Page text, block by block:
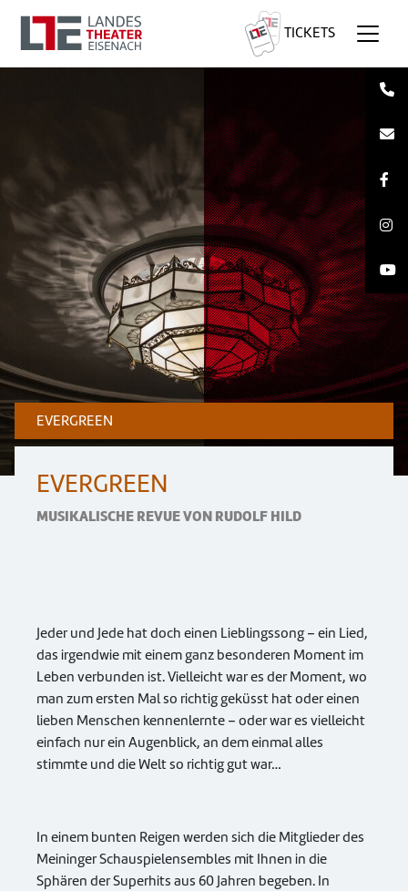
TICKETS
EVERGREEN
EVERGREEN
MUSIKALISCHE REVUE VON RUDOLF HILD
Jeder und Jede hat doch einen Lieblingssong – ein Lied,
das irgendwie mit einem ganz besonderen Moment im
Leben verbunden ist. Vielleicht war es der Moment, wo
man zum ersten Mal so richtig geküsst hat oder einen
lieben Menschen kennenlernte – oder war es vielleicht
einfach nur ein Augenblick, an dem einmal alles
stimmte und die Welt so richtig gut war…
In einem bunten Reigen werden sich die Mitglieder des
Meininger Schauspielensembles mit Ihnen in die
Sphären der Superhits aus 60 Jahren begeben. In